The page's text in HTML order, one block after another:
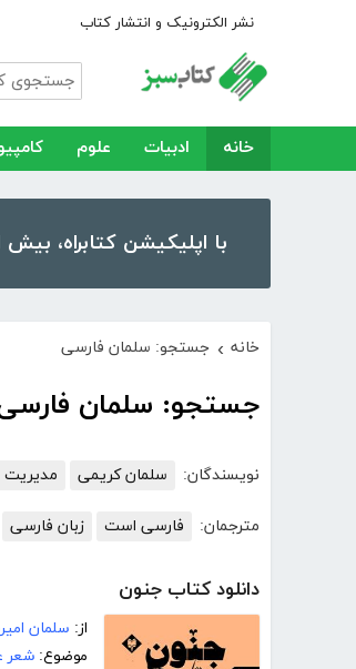
نشر الکترونیک و انتشار کتاب
خانه ادبیات علوم
با اپلیکیشن کتابراه، بیش از ۵۰،۰۰۰ کتاب، کتاب صوتی و رمان را در موبایل و تبلت خود داشته
خانه › جستجو: سلمان فارسی
جستجو: سلمان
نویسندگان: سلمان کریمی مدیریت
مترجمان: فارسی است زبان فارسی
دانلود کتاب جنون
از: سلمان
موضوع: شعر